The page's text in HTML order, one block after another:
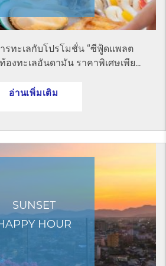
รทะเลกับโปรโมชั่น “ซีฟู้ดแพลต
องทะเลอันดามัน ราคาพิเศษเพีย...
อ่านเพิ่มเติม
SUNSET
HOUR